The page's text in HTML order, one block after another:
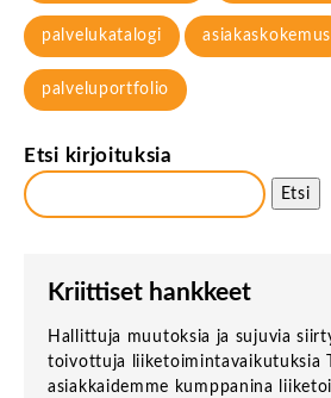
palvelukatalogi asiakaskokemus
palveluportfolio
Etsi kirjoituksia
Etsi
Kriittiset hankkeet
Hallittuja muutoksia ja sujuvia
toivottuja liiketoimintavaikutuksia
asiakkaidemme kumppanina